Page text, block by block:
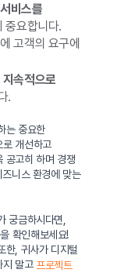
비스를
중요합니다.
고객의 요구에
속적으로
.
는 중요한
로 개선하고
공고히 하며 경쟁
니스 환경에 맞는
궁금하시다면,
확인해보세요!
한, 귀사가 디지털
지 말고 프로젝트